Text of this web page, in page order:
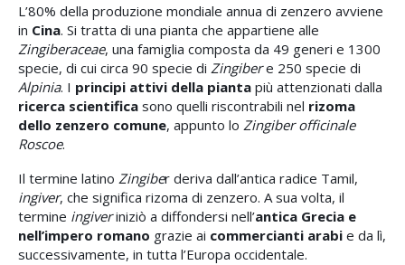
L’80% della produzione mondiale annua di zenzero avviene
in Cina. Si tratta di una pianta che appartiene alle
Zingiberaceae, una famiglia composta da 49 generi e 1300
specie, di cui circa 90 specie di Zingibere 250 specie di
Alpinia. I principi attivi della pianta più attenzionati dalla
ricerca scientifica sono quelli riscontrabili nel rizoma
dello zenzero comune, appunto lo Zingiber officinale
Roscoe.
Il termine latino Zingiber deriva dall’antica radice Tamil,
ingiver, che significa rizoma di zenzero. A sua volta, il
termine ingiveriniziò a diffondersi nell’antica Grecia e
nell’impero romano grazie ai commercianti arabi e da lì,
successivamente, in tutta l’Europa occidentale.